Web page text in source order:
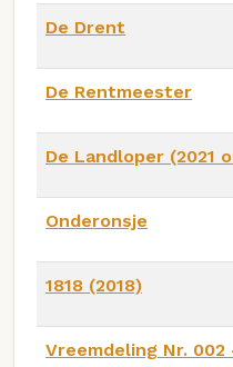
De Drent
De Rentmeester
De Landloper (2021
Onderonsje
1818 (2018)
Vreemdeling Nr. 002